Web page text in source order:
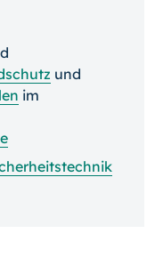
und
im